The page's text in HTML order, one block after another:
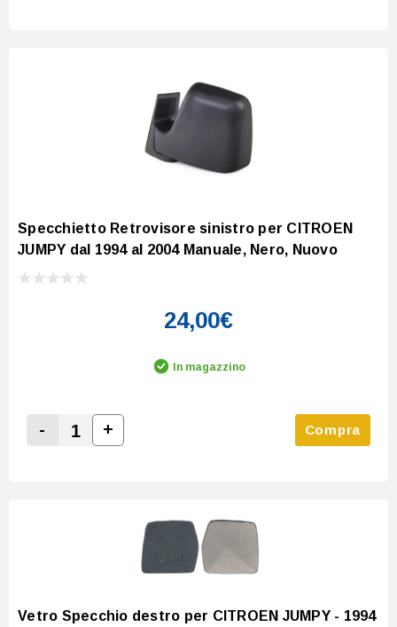
Specchietto Retrovisore sinistro per CITROEN
JUMPY dal 1994 al 2004 Manuale, Nero, Nuovo
24,00€
In magazzino
Decrease Quantity:
-
Increase Quantity:
+ Compra
Vetro Specchio destro per CITROEN JUMPY - 1994